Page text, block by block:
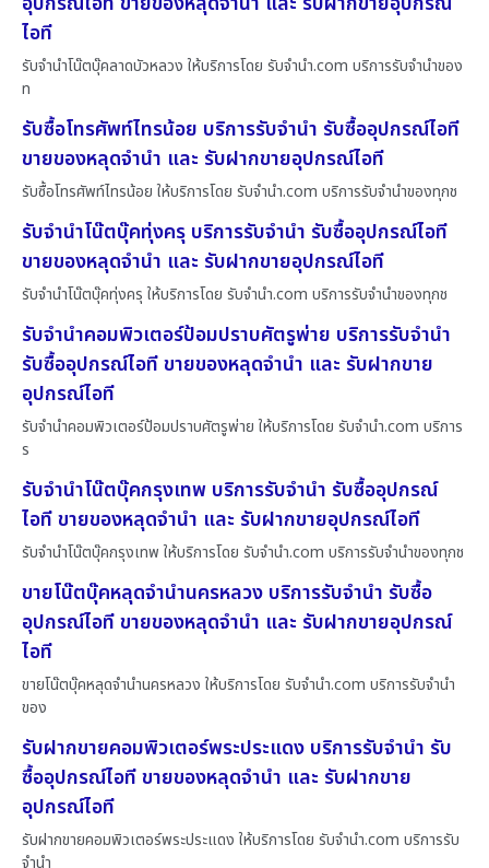
ไอที
รับจำนำโน๊ตบุ๊คลาดบัวหลวง ให้บริการโดย รับจํานํา.com บริการรับจำนำของ
ท
รับซื้อโทรศัพท์ไทรน้อย บริการรับจำนำ รับซื้ออุปกรณ์ไอที
ขายของหลุดจำนำ และ รับฝากขายอุปกรณ์ไอที
รับซื้อโทรศัพท์ไทรน้อย ให้บริการโดย รับจํานํา.com บริการรับจำนำของทุกช
รับจำนำโน๊ตบุ๊คทุ่งครุ บริการรับจำนำ รับซื้ออุปกรณ์ไอที
ขายของหลุดจำนำ และ รับฝากขายอุปกรณ์ไอที
รับจำนำโน๊ตบุ๊คทุ่งครุ ให้บริการโดย รับจํานํา.com บริการรับจำนำของทุกช
รับจำนำคอมพิวเตอร์ป้อมปราบศัตรูพ่าย บริการรับจำนำ
รับซื้ออุปกรณ์ไอที ขายของหลุดจำนำ และ รับฝากขาย
อุปกรณ์ไอที
รับจำนำคอมพิวเตอร์ป้อมปราบศัตรูพ่าย ให้บริการโดย รับจํานํา.com บริการ
ร
รับจำนำโน๊ตบุ๊คกรุงเทพ บริการรับจำนำ รับซื้ออุปกรณ์
ไอที ขายของหลุดจำนำ และ รับฝากขายอุปกรณ์ไอที
รับจำนำโน๊ตบุ๊คกรุงเทพ ให้บริการโดย รับจํานํา.com บริการรับจำนำของทุกช
ขายโน๊ตบุ๊คหลุดจำนำนครหลวง บริการรับจำนำ รับซื้อ
อุปกรณ์ไอที ขายของหลุดจำนำ และ รับฝากขายอุปกรณ์
ไอที
ขายโน๊ตบุ๊คหลุดจำนำนครหลวง ให้บริการโดย รับจํานํา.com บริการรับจำนำ
ของ
รับฝากขายคอมพิวเตอร์พระประแดง บริการรับจำนำ รับ
ซื้ออุปกรณ์ไอที ขายของหลุดจำนำ และ รับฝากขาย
อุปกรณ์ไอที
รับฝากขายคอมพิวเตอร์พระประแดง ให้บริการโดย รับจํานํา.com บริการรับ
จำนำ